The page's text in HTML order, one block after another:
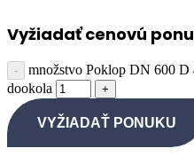
Vyžiadať cenovú
množstvo Poklop DN 600
dookola
VYŽIADAŤ PONUKU